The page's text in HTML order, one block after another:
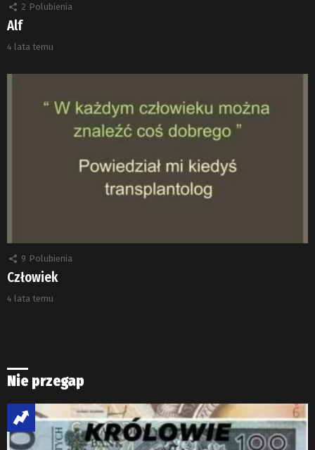
2 Polubienia
Alf
4 lata temu
9 Polubienia
Człowiek
4 lata temu
Nie przegap